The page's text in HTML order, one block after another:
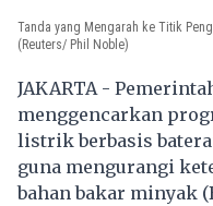
Tanda yang Mengarah ke Titik
(Reuters/ Phil Noble)
JAKARTA -
menggencarkan
listrik berbasis
guna mengurangi
bahan bakar minyak